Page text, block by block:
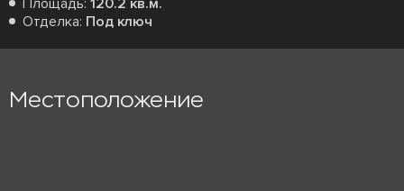
Площадь: 120.2 кв.м.
Отделка: Под ключ
Местоположение